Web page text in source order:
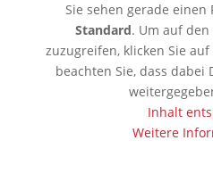
Sie sehen gerade
Standard. Um auf
zuzugreifen, klicken Sie
beachten Sie, dass
Inhalt
Weitere